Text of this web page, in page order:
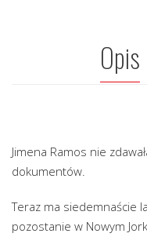
Opis
Jimena Ramos nie
dokumentów.
Teraz ma siedemnaście
pozostanie w Nowym